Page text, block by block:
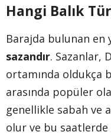
Hangi Balık
Barajda bulunan en
sazandır. Sazanlar,
ortamında oldukça
arasında popüler
genellikle sabah ve
olur ve bu saatlerde